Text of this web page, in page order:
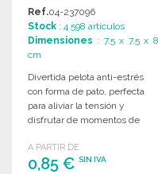
Ref.04-237096
Stock : 4 598 artículos
Dimensiones : 7.5 x 7.5 x 8
cm
Divertida pelota anti-estrés
con forma de pato, perfecta
para aliviar la tensión y
disfrutar de momentos de
A PARTIR DE
0,85 € SIN IVA